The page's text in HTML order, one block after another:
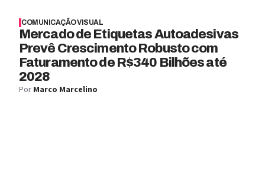
COMUNICAÇÃO VISUAL
Mercado de Etiquetas Autoadesivas
Prevê Crescimento Robusto com
Faturamento de R$340 Bilhões até
2028
Por Marco Marcelino